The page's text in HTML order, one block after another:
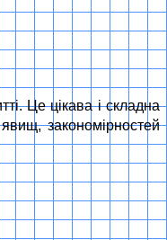
Це цікава і складна
закономірностей